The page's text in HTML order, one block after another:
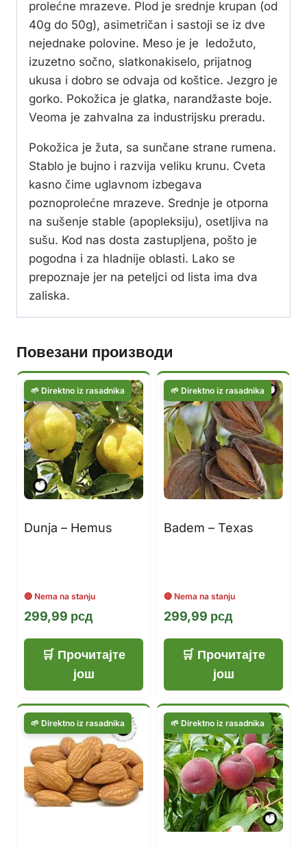
prolećne mrazeve. Plod je srednje krupan (od
40g do 50g), asimetričan i sastoji se iz dve
nejednake polovine. Meso je je ledožuto,
izuzetno sočno, slatkonakiselo, prijatnog
ukusa i dobro se odvaja od koštice. Jezgro je
gorko. Pokožica je glatka, narandžaste boje.
Veoma je zahvalna za industrijsku preradu.
Pokožica je žuta, sa sunčane strane rumena.
Stablo je bujno i razvija veliku krunu. Cveta
kasno čime uglavnom izbegava
poznoprolećne mrazeve. Srednje je otporna
na sušenje stable (apopleksiju), osetljiva na
sušu. Kod nas dosta zastupljena, pošto je
pogodna i za hladnije oblasti. Lako se
prepoznaje jer na peteljci od lista ima dva
zaliska.
Повезани производи
Dunja – Hemus
299,99 рсд
Прочитајте
још
Badem – Texas
299,99 рсд
Прочитајте
још